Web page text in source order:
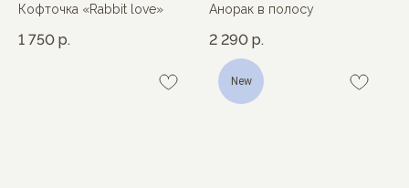
Кофточка «Rabbit love»
1 750 р.
Анорак в полосу
2 290 р.
New